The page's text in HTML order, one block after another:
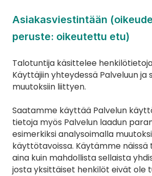
Asiakasviestintään
peruste: oikeutettu etu)
Talotuntija käsittelee
Käyttäjiin yhteydessä Palveluun ja
muutoksiin liittyen.
Saatamme käyttää Palvelun
tietoja myös Palvelun laadun
esimerkiksi analysoimalla
käyttötavoissa. Käytämme näissä
aina kuin mahdollista sellaista
josta yksittäiset henkilöt eivät ole